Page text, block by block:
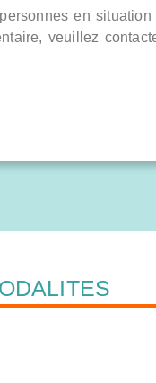
en situation
veuillez